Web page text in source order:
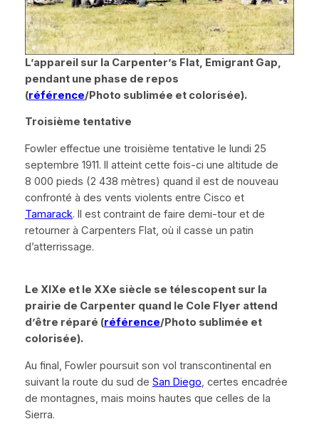
L’appareil sur la Carpenter’s Flat, Emigrant Gap,
pendant une phase de repos
(référence/Photo sublimée et colorisée).
Troisième tentative
Fowler effectue une troisième tentative le lundi 25
septembre 1911. Il atteint cette fois-ci une altitude de
8 000 pieds (2 438 mètres) quand il est de nouveau
confronté à des vents violents entre Cisco et
Tamarack. Il est contraint de faire demi-tour et de
retourner à Carpenters Flat, où il casse un patin
d’atterrissage.
Le XIXe et le XXe siècle se télescopent sur la
prairie de Carpenter quand le Cole Flyer attend
d’être réparé (référence/Photo sublimée et
colorisée).
Au final, Fowler poursuit son vol transcontinental en
suivant la route du sud de San Diego, certes encadrée
de montagnes, mais moins hautes que celles de la
Sierra.